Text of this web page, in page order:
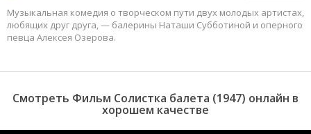
Музыкальная комедия о творческом пути двух молодых артистах,
любящих друг друга, — балерины Наташи Субботиной и оперного
певца Алексея Озерова.
Смотреть Фильм Солистка балета (1947) онлайн в
хорошем качестве